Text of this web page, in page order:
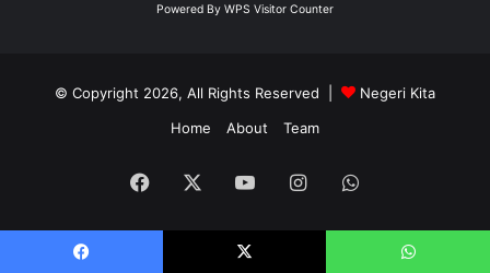
Powered By WPS Visitor Counter
© Copyright 2026, All Rights Reserved |
Negeri Kita
Home
About Team
Facebook YouTubeInstagramWhatsApp